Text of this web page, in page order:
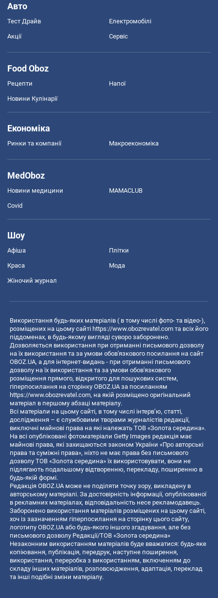
Авто
Тест Драйв Електромобілі
Акції Сервіс
Food Oboz
Рецепти Напої
Новини Кулінарії
Економіка
Ринки та компанії Макроекономіка
MedOboz
Новини медицини MAMACLUB
Covid
Шоу
Афіша Плітки
Краса Мода
Жіночий журнал
Використання будь-яких матеріалів ( в тому числі фото- та відео-),
розміщених на цьому сайті https://www.obozrevatel.com та всіх його
піддоменах, в будь-якому вигляді суворо заборонено.
Дозволяється використання при отриманні письмового дозволу
на їх використання та за умови обов'язкового посилання на сайт
OBOZ.UA, а для інтернет-видань - при отриманні письмового
дозволу на їх використання та за умови обов'язкового
розміщення прямого, відкритого для пошукових систем,
гіперпосилання на сторінку OBOZ.UA за посиланням
https://www.obozrevatel.com, на якій розміщено оригінальний
матеріал в першому абзаці матеріалу.
Всі матеріали на цьому сайті, в тому числі інтерв’ю, статті,
дослідження – є службовими творами журналістів редакції,
виключні майнові права на які належать ТОВ «Золота середина».
На всі опубліковані фотоматеріали Getty Images редакція має
майнові права, які захищаються законом України «Про авторські
права та суміжні права», ніхто не має права без письмового
дозволу ТОВ «Золота середина» їх використовувати, вони не
підлягають подальшому відтворенню, перекладу, поширенню в
будь-якій формі.
Редакція OBOZ.UA може не поділяти точку зору, викладену в
авторському матеріалі. За достовірність інформації, опублікованої
в рекламних матеріалах, відповідальність несе рекламодавець.
Заборонено використання матеріалів розміщених на цьому сайті,
хоч із зазначенням гіперпосилання на сторінку цього сайту,
логотипу OBOZ.UA або будь-якого іншого згадування, але без
письмового дозволу Редакції/ТОВ «Золота середина»
Незаконним використанням матеріалів буде вважатися: будь-яке
копiювання, публiкацiя, передрук, наступне поширення,
використання, переробка з використанням, включенням до
складу інших матеріалів, розповсюдження, адаптація, переклад
та інші подібні зміни матеріалу.